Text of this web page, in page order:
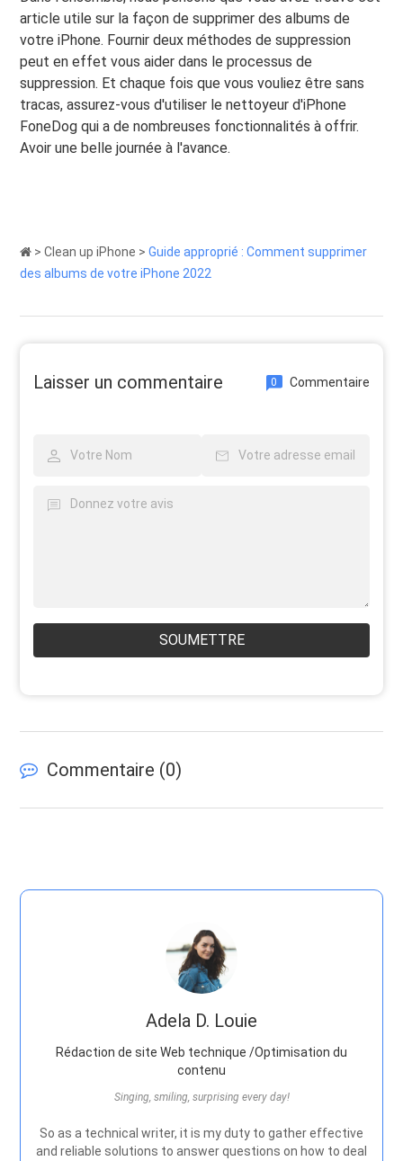
article utile sur la façon de supprimer des albums de
votre iPhone. Fournir deux méthodes de suppression
peut en effet vous aider dans le processus de
suppression. Et chaque fois que vous vouliez être sans
tracas, assurez-vous d'utiliser le nettoyeur d'iPhone
FoneDog qui a de nombreuses fonctionnalités à offrir.
Avoir une belle journée à l'avance.
>Clean up iPhone >Guide approprié : Comment supprimer
des albums de votre iPhone 2022
Laisser un commentaire 0 Commentaire
SOUMETTRE
Commentaire (0)
Adela D. Louie
Rédaction de site Web technique /Optimisation du
contenu
Singing, smiling, surprising every day!
So as a technical writer, it is my duty to gather effective
and reliable solutions to answer questions on how to deal